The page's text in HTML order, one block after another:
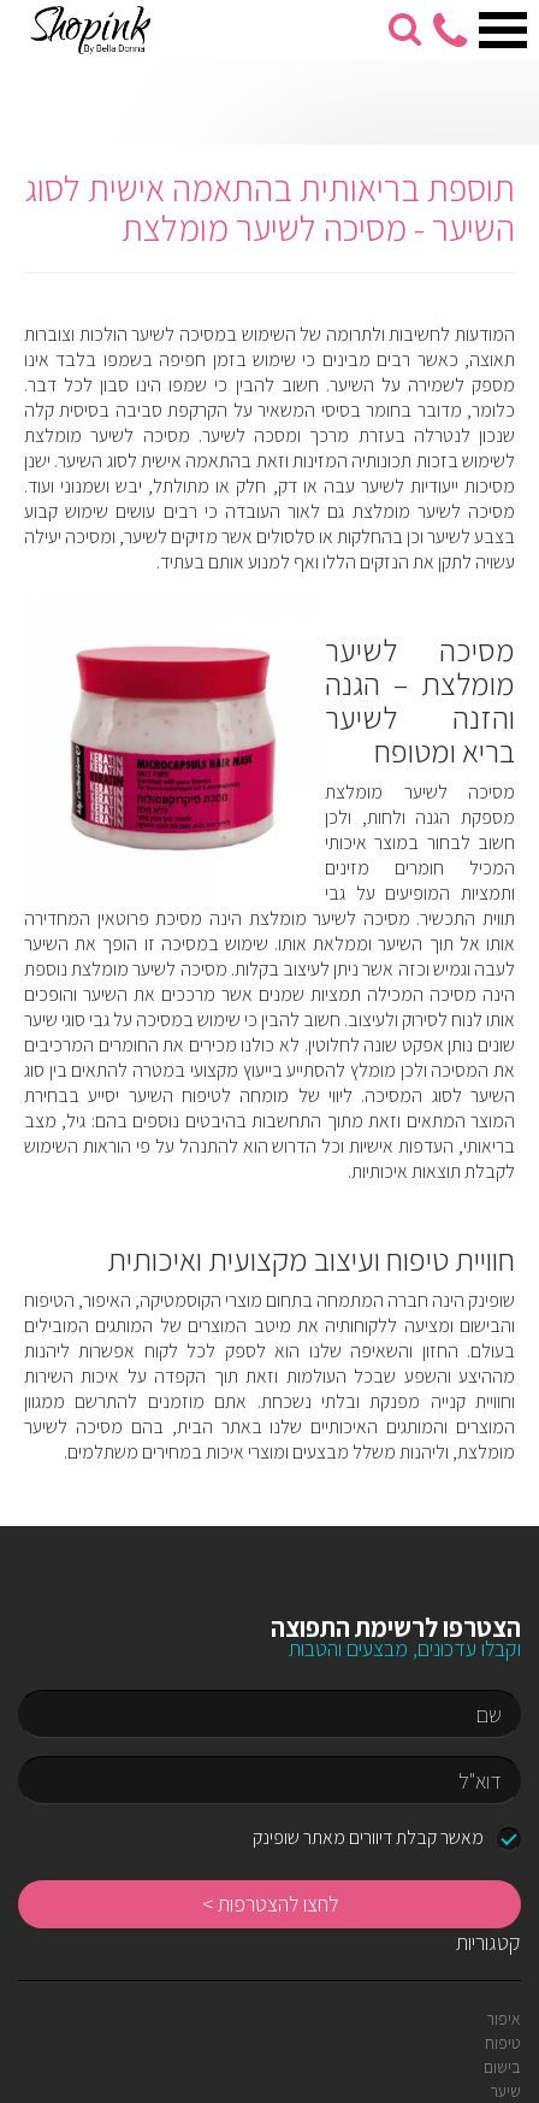
053-
274-
תוספת בריאותית בהתאמה אישית לסוג
השיער - מסיכה לשיער מומלצת
המודעות לחשיבות ולתרומה של השימוש במסיכה לשיער הולכות וצוברות
תאוצה, כאשר רבים מבינים כי שימוש בזמן חפיפה בשמפו בלבד אינו
מספק לשמירה על השיער. חשוב להבין כי שמפו הינו סבון לכל דבר.
כלומר, מדובר בחומר בסיסי המשאיר על הקרקפת סביבה בסיסית קלה
שנכון לנטרלה בעזרת מרכך ומסכה לשיער. מסיכה לשיער מומלצת
לשימוש בזכות תכונותיה המזינות וזאת בהתאמה אישית לסוג השיער. ישנן
מסיכות ייעודיות לשיער עבה או דק, חלק או מתולתל, יבש ושמנוני ועוד.
מסיכה לשיער מומלצת גם לאור העובדה כי רבים עושים שימוש קבוע
בצבע לשיער וכן בהחלקות או סלסולים אשר מזיקים לשיער, ומסיכה יעילה
עשויה לתקן את הנזקים הללו ואף למנוע אותם בעתיד.
מסיכה לשיער
מומלצת – הגנה
והזנה לשיער
בריא ומטופח
מסיכה לשיער מומלצת
מספקת הגנה ולחות, ולכן
חשוב לבחור במוצר איכותי
המכיל חומרים מזינים
ותמציות המופיעים על גבי
תווית התכשיר. מסיכה לשיער מומלצת הינה מסיכת פרוטאין המחדירה
אותו אל תוך השיער וממלאת אותו. שימוש במסיכה זו הופך את השיער
לעבה וגמיש וכזה אשר ניתן לעיצוב בקלות. מסיכה לשיער מומלצת נוספת
הינה מסיכה המכילה תמציות שמנים אשר מרככים את השיער והופכים
אותו לנוח לסירוק ולעיצוב. חשוב להבין כי שימוש במסיכה על גבי סוגי שיער
שונים נותן אפקט שונה לחלוטין. לא כולנו מכירים את החומרים המרכיבים
את המסיכה ולכן מומלץ להסתייע בייעוץ מקצועי במטרה להתאים בין סוג
השיער לסוג המסיכה. ליווי של מומחה לטיפוח השיער יסייע בבחירת
המוצר המתאים וזאת מתוך התחשבות בהיבטים נוספים בהם: גיל, מצב
בריאותי, העדפות אישיות וכל הדרוש הוא להתנהל על פי הוראות השימוש
לקבלת תוצאות איכותיות.
חוויית טיפוח ועיצוב מקצועית ואיכותית
שופינק הינה חברה המתמחה בתחום מוצרי הקוסמטיקה, האיפור, הטיפוח
והבישום ומציעה ללקוחותיה את מיטב המוצרים של המותגים המובילים
בעולם. החזון והשאיפה שלנו הוא לספק לכל לקוח אפשרות ליהנות
מההיצע והשפע שבכל העולמות וזאת תוך הקפדה על איכות השירות
וחוויית קנייה מפנקת ובלתי נשכחת. אתם מוזמנים להתרשם ממגוון
המוצרים והמותגים האיכותיים שלנו באתר הבית, בהם מסיכה לשיער
מומלצת, וליהנות משלל מבצעים ומוצרי איכות במחירים משתלמים.
הצטרפו לרשימת התפוצה
וקבלו עדכונים, מבצעים והטבות
שם
דוא"למאשר קבלת דיוורים מאתר שופינק
קטגוריות
איפור
טיפוח
בישום
שיער